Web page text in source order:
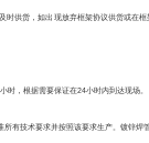
供货，如出现放弃框架协议供货或
时，根据需要保证在24小时内到达现场。
有技术要求并按照该要求生产。镀锌